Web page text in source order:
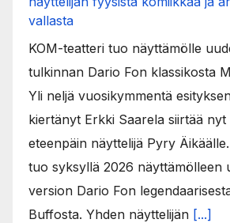
vallasta
KOM-teatteri tuo näyttämölle
tulkinnan Dario Fon klassikosta
Yli neljä vuosikymmentä
kiertänyt Erkki Saarela siirtää
eteenpäin näyttelijä Pyry
tuo syksyllä 2026 näyttämölleen
version Dario Fon
Buffosta. Yhden näyttelijän [...]